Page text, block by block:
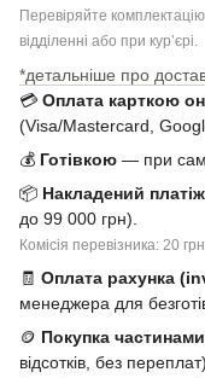
Перевіряйте
відділенні або при курʼєрі.
*детальніше про
💳 Оплата карткою
(Visa/Mastercard,
💰 Готівкою — при
📦 Накладений платіж
до 99 000 грн).
Комісія перевізника: 20
🧾 Оплата рахунка
менеджера для
🪙 Покупка частинами
відсотків, без переплат).